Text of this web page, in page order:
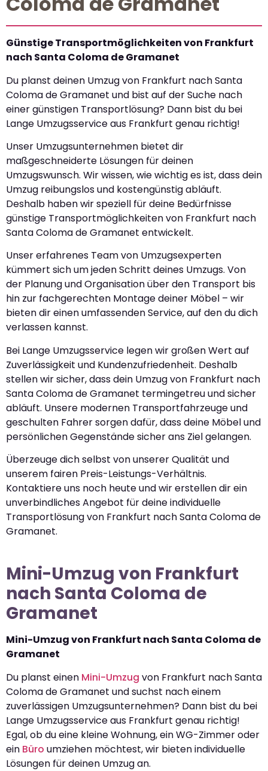
Günstige Transportmöglichkeiten von Frankfurt
nach Santa Coloma de Gramanet
Du planst deinen Umzug von Frankfurt nach Santa
Coloma de Gramanet und bist auf der Suche nach
einer günstigen Transportlösung? Dann bist du bei
Lange Umzugsservice aus Frankfurt genau richtig!
Unser Umzugsunternehmen bietet dir
maßgeschneiderte Lösungen für deinen
Umzugswunsch. Wir wissen, wie wichtig es ist, dass dein
Umzug reibungslos und kostengünstig abläuft.
Deshalb haben wir speziell für deine Bedürfnisse
günstige Transportmöglichkeiten von Frankfurt nach
Santa Coloma de Gramanet entwickelt.
Unser erfahrenes Team von Umzugsexperten
kümmert sich um jeden Schritt deines Umzugs. Von
der Planung und Organisation über den Transport bis
hin zur fachgerechten Montage deiner Möbel – wir
bieten dir einen umfassenden Service, auf den du dich
verlassen kannst.
Bei Lange Umzugsservice legen wir großen Wert auf
Zuverlässigkeit und Kundenzufriedenheit. Deshalb
stellen wir sicher, dass dein Umzug von Frankfurt nach
Santa Coloma de Gramanet termingetreu und sicher
abläuft. Unsere modernen Transportfahrzeuge und
geschulten Fahrer sorgen dafür, dass deine Möbel und
persönlichen Gegenstände sicher ans Ziel gelangen.
Überzeuge dich selbst von unserer Qualität und
unserem fairen Preis-Leistungs-Verhältnis.
Kontaktiere uns noch heute und wir erstellen dir ein
unverbindliches Angebot für deine individuelle
Transportlösung von Frankfurt nach Santa Coloma de
Gramanet.
Mini-Umzug von Frankfurt
nach Santa Coloma de
Gramanet
Mini-Umzug von Frankfurt nach Santa Coloma de
Gramanet
Du planst einen Mini-Umzug von Frankfurt nach Santa
Coloma de Gramanet und suchst nach einem
zuverlässigen Umzugsunternehmen? Dann bist du bei
Lange Umzugsservice aus Frankfurt genau richtig!
Egal, ob du eine kleine Wohnung, ein WG-Zimmer oder
ein Büro umziehen möchtest, wir bieten individuelle
Lösungen für deinen Umzug an.